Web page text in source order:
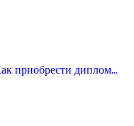
приобрести диплом…